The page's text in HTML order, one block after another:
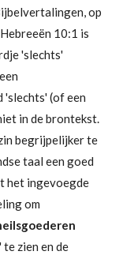
op
10:1 is
'slechts'
'slechts' (of een
in de brontekst.
begrijpelijker te
taal een goed
het ingevoegde
om
zien en de